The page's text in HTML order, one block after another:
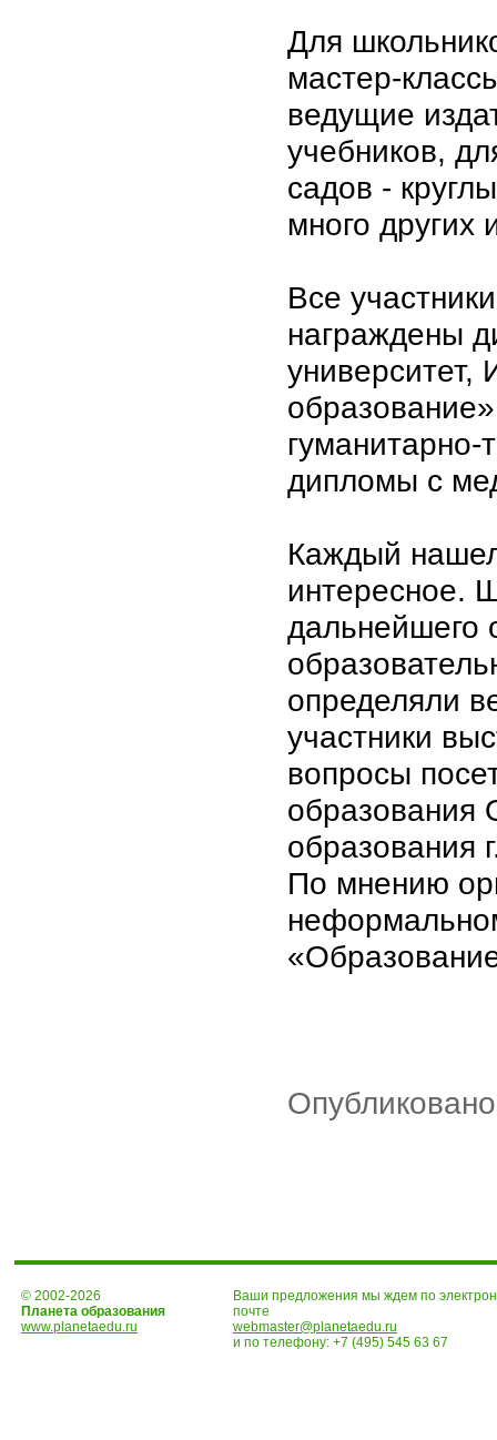
Для
мастер-
ведущие
учебников,
садов -
много других
Все
награждены
университет,
гуманитарно-
дипломы с
Каждый
интересное.
дальнейшего
определяли
участники
вопросы
образования
образования
По мнению
© 2002-2026
Планета образования
www.planetaedu.ru
Ваши предложения мы ждем по
почте
webmaster@planetaedu.ru
и по телефону: +7 (495) 545 63 67